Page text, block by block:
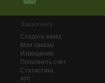
Заказчику
Создать заказ
Мои заказы
Извещения
Пополнить счёт
Статистика
API